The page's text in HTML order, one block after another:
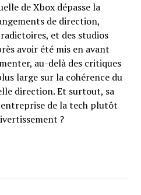
de Xbox dépasse la
de direction,
et des studios
avoir été mis en avant
au-delà des critiques
large sur la cohérence du
direction. Et surtout, sa
de la tech plutôt
?